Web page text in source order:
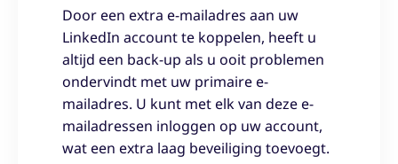
Door een extra e-mailadres aan uw
LinkedIn account te koppelen, heeft u
altijd een back-up als u ooit problemen
ondervindt met uw primaire e-
mailadres. U kunt met elk van deze e-
mailadressen inloggen op uw account,
wat een extra laag beveiliging toevoegt.